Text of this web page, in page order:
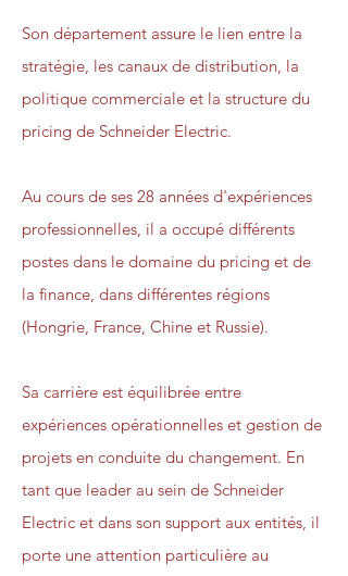
Son département assure le lien entre la
stratégie, les canaux de distribution, la
politique commerciale et la structure du
pricing de Schneider Electric.
Au cours de ses 28 années d'expériences
professionnelles, il a occupé différents
postes dans le domaine du pricing et de
la finance, dans différentes régions
(Hongrie, France, Chine et Russie).
Sa carrière est équilibrée entre
expériences opérationnelles et gestion de
projets en conduite du changement. En
tant que leader au sein de Schneider
Electric et dans son support aux entités, il
porte une attention particulière au